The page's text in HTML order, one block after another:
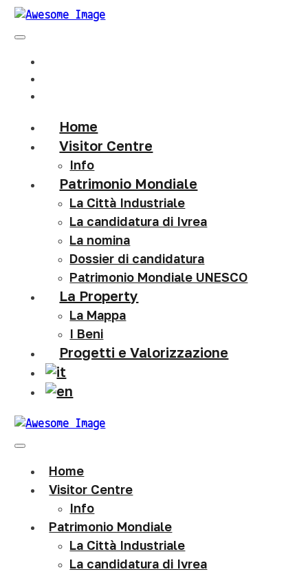
Home
Visitor Centre
Info
Patrimonio Mondiale
La Città Industriale
La candidatura di Ivrea
La nomina
Dossier di candidatura
Patrimonio Mondiale UNESCO
La Property
La Mappa
I Beni
Progetti e Valorizzazione
Home
Visitor Centre
Info
Patrimonio Mondiale
La Città Industriale
La candidatura di Ivrea